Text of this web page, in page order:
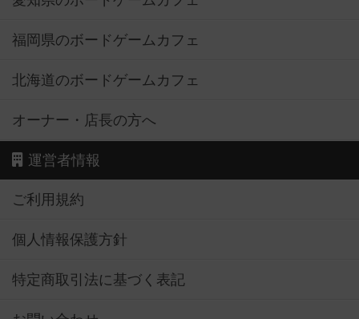
福岡県のボードゲームカフェ
北海道のボードゲームカフェ
オーナー・店長の方へ
運営者情報
ご利用規約
個人情報保護方針
特定商取引法に基づく表記